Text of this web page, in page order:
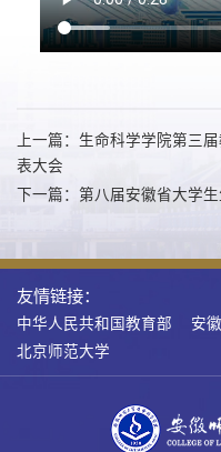
上一篇：生命科学学院第三
表大会
下一篇：第八届安徽省大学
友情链接：
中华人民共和国教育部 安
北京师范大学